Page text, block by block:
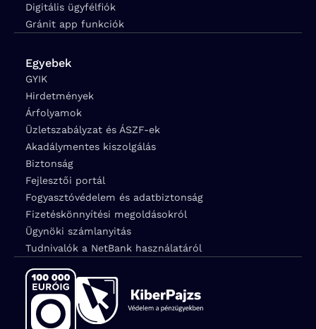
Digitális ügyfélfiók
Gránit app funkciók
Egyebek
GYIK
Hirdetmények
Árfolyamok
Üzletszabályzat és ÁSZF-ek
Akadálymentes kiszolgálás
Biztonság
Fejlesztői portál
Fogyasztóvédelem és adatbiztonság
Fizetéskönnyítési megoldásokról
Ügynöki számlanyitás
Tudnivalók a NetBank használatáról